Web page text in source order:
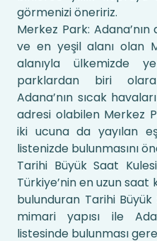
görmenizi öneririz.
Merkez Park:
ve en yeşil alanı olan
alanıyla ülkemizde
parklardan biri
Adana’nın sıcak
adresi olabilen Merkez
iki ucuna da yayılan
listenizde bulunmasını
Tarihi Büyük Saat
Türkiye’nin en uzun saat
bulunduran Tarihi
mimari yapısı ile
listesinde bulunması